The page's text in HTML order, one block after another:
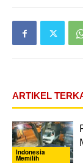
ARTIKEL
Indonesia
Memilih